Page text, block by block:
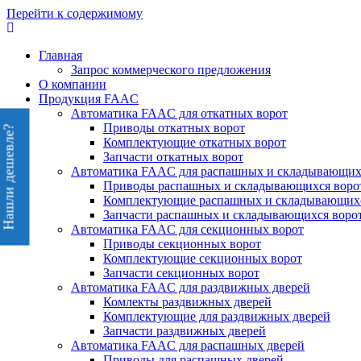
Перейти к содержимому
Главная
Запрос коммерческого предложения
О компании
Продукция FAAC
Автоматика FAAC для откатных ворот
Приводы откатных ворот
Комплектующие откатных ворот
Запчасти откатных ворот
Автоматика FAAC для распашных и
Приводы распашных и складывающихся
Комплектующие распашных и
Запчасти распашных и складывающихся
Автоматика FAAC для секционных ворот
Приводы секционных ворот
Комплектующие секционных ворот
Запчасти секционных ворот
Автоматика FAAC для раздвижных дверей
Комлекты раздвижных дверей
Комплектующие для раздвижных дверей
Запчасти раздвижных дверей
Автоматика FAAC для распашных дверей
Нашли дешевле?